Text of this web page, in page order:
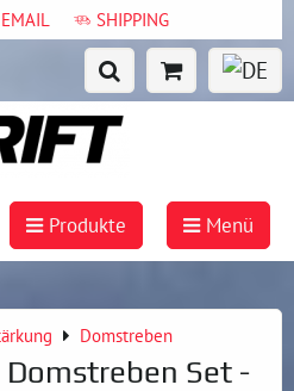
EMAIL SHIPPING
Produkte Menü
Domstreben
Set -